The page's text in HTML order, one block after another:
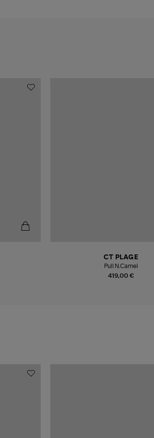
419,00 €
CT PLAGE
Pull N.Camel